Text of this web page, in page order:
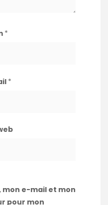
*
*
mon e-mail et mon
pour mon